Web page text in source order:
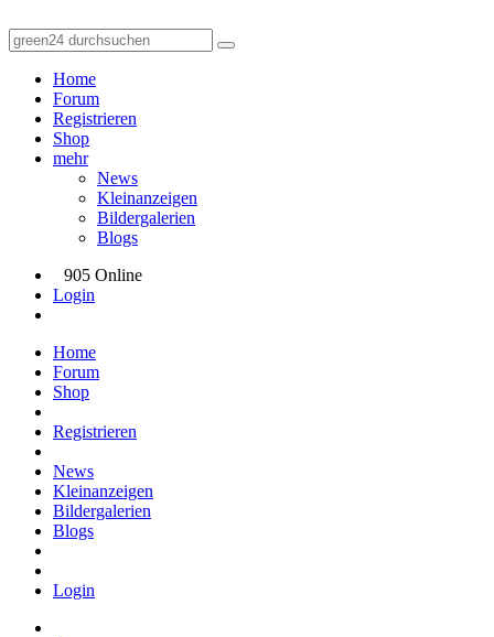
Home
Forum
Registrieren
Shop
mehr
News
Kleinanzeigen
Bildergalerien
Blogs
905 Online
Login
Home
Forum
Shop
Registrieren
News
Kleinanzeigen
Bildergalerien
Blogs
Login